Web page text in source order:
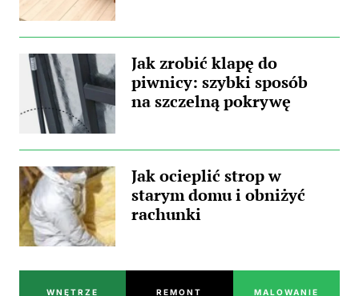
Jak zrobić klapę do
piwnicy: szybki sposób
na szczelną pokrywę
Jak ocieplić strop w
starym domu i obniżyć
rachunki
WNĘTRZE REMONT MALOWANIE